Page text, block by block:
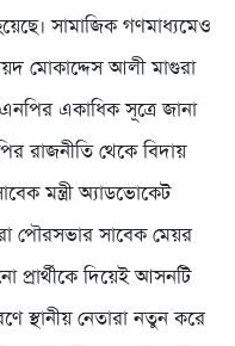
সামাজিক গণমাধ্যমেও
মোকাদ্দেস আলী মাগুরা
একাধিক সূত্রে জানা
রাজনীতি থেকে বিদায়
মন্ত্রী অ্যাডভোকেট
পৌরসভার সাবেক মেয়র
দিয়েই আসনটি
স্থানীয় নেতারা নতুন করে